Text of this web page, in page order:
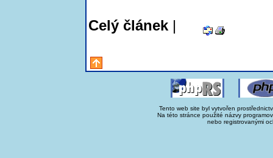
Celý článek |
Tento web site byl vytvořen
Na této stránce použité názvy
nebo registrovanými